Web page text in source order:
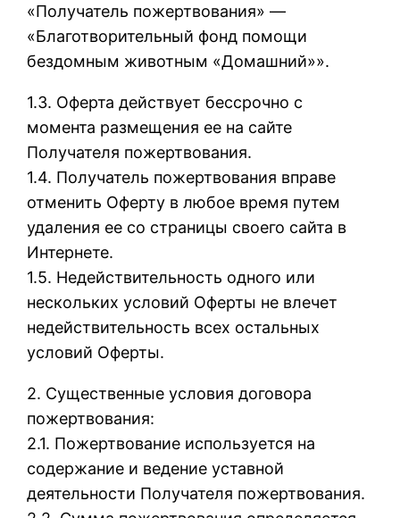
«Получатель пожертвования» —
«Благотворительный фонд помощи
бездомным животным «Домашний»».
1.3. Оферта действует бессрочно с
момента размещения ее на сайте
Получателя пожертвования.
1.4. Получатель пожертвования вправе
отменить Оферту в любое время путем
удаления ее со страницы своего сайта в
Интернете.
1.5. Недействительность одного или
нескольких условий Оферты не влечет
недействительность всех остальных
условий Оферты.
2. Существенные условия договора
пожертвования:
2.1. Пожертвование используется на
содержание и ведение уставной
деятельности Получателя пожертвования.